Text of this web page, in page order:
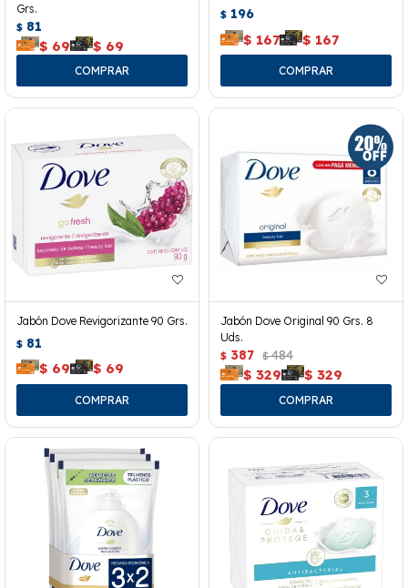
Grs.
$ 81
$ 69 $ 69
$ 196
$ 167 $ 167
Jabón Dove Revigorizante 90 Grs.
$ 81
$ 69 $ 69
Jabón Dove Original 90 Grs. 8
Uds.
$ 387 $ 484
$ 329 $ 329